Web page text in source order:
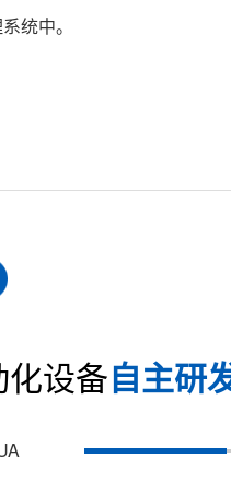
统中。
内部可以转换)
、数码电子、LED防水
设备自主研